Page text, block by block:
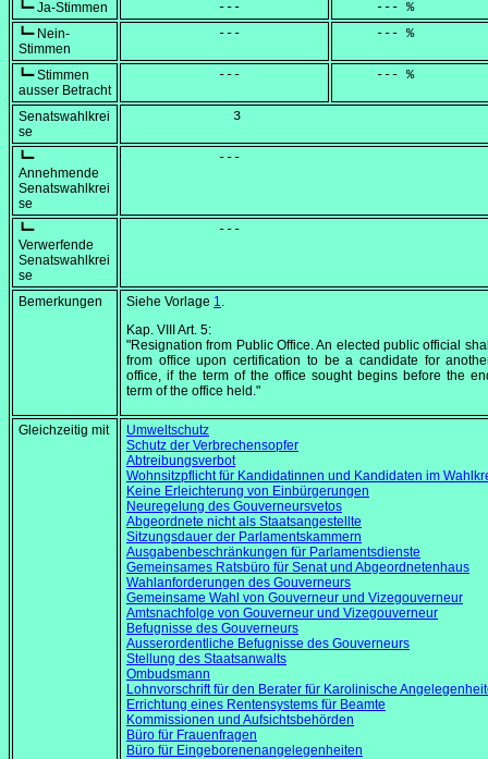
┗━ Ja-Stimmen
            ---
     --- %
┗━ Nein-
Stimmen
            ---
     --- %
┗━ Stimmen
ausser Betracht
            ---
     --- %
Senatswahlkrei
se
              3
┗━
Annehmende
Senatswahlkrei
se
            ---
┗━
Verwerfende
Senatswahlkrei
se
            ---
Bemerkungen Siehe Vorlage 1.
Kap. VIII Art. 5:
"Resignation from Public Office. An elected public official
from office upon certification to be a candidate for
office, if the term of the office sought begins before the
term of the office held."
Gleichzeitig mit
Umweltschutz
Schutz der Verbrechensopfer
Abtreibungsverbot
Wohnsitzpflicht für Kandidatinnen und Kandidaten im
Keine Erleichterung von Einbürgerungen
Neuregelung des Gouverneursvetos
Abgeordnete nicht als Staatsangestellte
Sitzungsdauer der Parlamentskammern
Ausgabenbeschränkungen für Parlamentsdienste
Gemeinsames Ratsbüro für Senat und Abgeordnetenhaus
Wahlanforderungen des Gouverneurs
Gemeinsame Wahl von Gouverneur und Vizegouverneur
Amtsnachfolge von Gouverneur und Vizegouverneur
Befugnisse des Gouverneurs
Ausserordentliche Befugnisse des Gouverneurs
Stellung des Staatsanwalts
Ombudsmann
Lohnvorschrift für den Berater für Karolinische
Errichtung eines Rentensystems für Beamte
Kommissionen und Aufsichtsbehörden
Büro für Frauenfragen
Büro für Eingeborenenangelegenheiten